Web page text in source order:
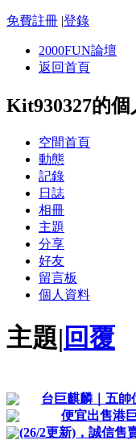
免費註冊 |登錄
2000FUN論壇
返回首頁
Kit930327的個
空間首頁
動態
記錄
日誌
相冊
主題
分享
好友
留言板
個人資料
主題| 回覆
台巨麒麟｜五帥
便宜出售港
(26/2更新)，誠信售